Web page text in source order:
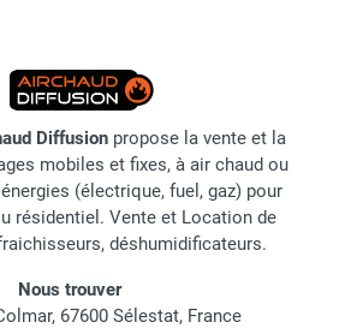
Diffusion propose la vente et la
mobiles et fixes, à air chaud ou
(électrique, fuel, gaz) pour
résidentiel. Vente et Location de
déshumidificateurs.
Nous trouver
67600 Sélestat, France